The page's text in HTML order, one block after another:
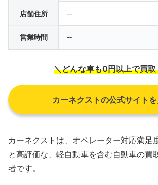
店舗住所 ‐‐
営業時間 ‐‐
＼どんな車も0円以上で買取
カーネクストの公式サイト
カーネクストは、オペレーター対応満足
と高評価な、軽自動車を含む自動車の買
者です。